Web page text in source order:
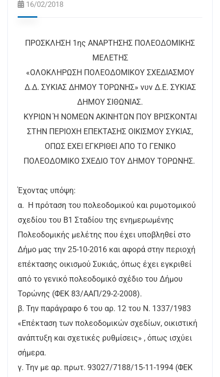
16/02/2018
ΠΡΟΣΚΛΗΣΗ 1ης ΑΝΑΡΤΗΣΗΣ ΠΟΛΕΟΔΟΜΙΚΗΣ
ΜΕΛΕΤΗΣ
«ΟΛΟΚΛΗΡΩΣΗ ΠΟΛΕΟΔΟΜΙΚΟΥ ΣΧΕΔΙΑΣΜΟΥ
Δ.Δ. ΣΥΚΙΑΣ ΔΗΜΟΥ ΤΟΡΩΝΗΣ» νυν Δ.Ε. ΣΥΚΙΑΣ
ΔΗΜΟΥ ΣΙΘΩΝΙΑΣ.
ΚΥΡΙΩΝ Ή ΝΟΜΕΩΝ ΑΚΙΝΗΤΩΝ ΠΟΥ ΒΡΙΣΚΟΝΤΑΙ
ΣΤΗΝ ΠΕΡΙΟΧΗ ΕΠΕΚΤΑΣΗΣ ΟΙΚΙΣΜΟΥ ΣΥΚΙΑΣ,
ΟΠΩΣ ΕΧΕΙ ΕΓΚΡΙΘΕΙ ΑΠΟ ΤΟ ΓΕΝΙΚΟ
ΠΟΛΕΟΔΟΜΙΚΟ ΣΧΕΔΙΟ ΤΟΥ ΔΗΜΟΥ ΤΟΡΩΝΗΣ.
Έχοντας υπόψη:
α. Η πρόταση του πολεοδομικού και ρυμοτομικού
σχεδίου του Β1 Σταδίου της ενημερωμένης
Πολεοδομικής μελέτης που έχει υποβληθεί στο
Δήμο μας την 25-10-2016 και αφορά στην περιοχή
επέκτασης οικισμού Συκιάς, όπως έχει εγκριθεί
από το γενικό πολεοδομικό σχέδιο του Δήμου
Τορώνης (ΦΕΚ 83/ΑΑΠ/29-2-2008).
β. Την παράγραφο 6 του αρ. 12 του Ν. 1337/1983
«Επέκταση των πολεοδομικών σχεδίων, οικιστική
ανάπτυξη και σχετικές ρυθμίσεις» , όπως ισχύει
σήμερα.
γ. Την με αρ. πρωτ. 93027/7188/15-11-1994 (ΦΕΚ